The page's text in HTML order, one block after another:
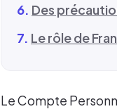
Des
Le rôle de
Le Compte